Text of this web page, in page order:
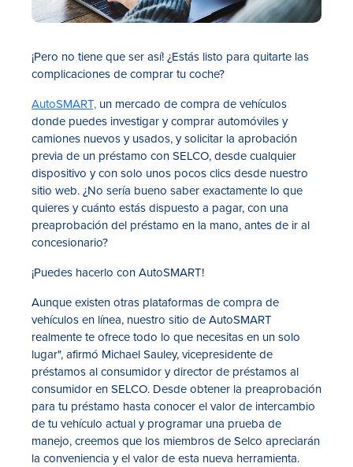
¡Pero no tiene que ser así! ¿Estás listo para quitarte las
complicaciones de comprar tu coche?
AutoSMART, un mercado de compra de vehículos
donde puedes investigar y comprar automóviles y
camiones nuevos y usados, y solicitar la aprobación
previa de un préstamo con SELCO, desde cualquier
dispositivo y con solo unos pocos clics desde nuestro
sitio web. ¿No sería bueno saber exactamente lo que
quieres y cuánto estás dispuesto a pagar, con una
preaprobación del préstamo en la mano, antes de ir al
concesionario?
¡Puedes hacerlo con AutoSMART!
Aunque existen otras plataformas de compra de
vehículos en línea, nuestro sitio de AutoSMART
realmente te ofrece todo lo que necesitas en un solo
lugar", afirmó Michael Sauley, vicepresidente de
préstamos al consumidor y director de préstamos al
consumidor en SELCO. Desde obtener la preaprobación
para tu préstamo hasta conocer el valor de intercambio
de tu vehículo actual y programar una prueba de
manejo, creemos que los miembros de Selco apreciarán
la conveniencia y el valor de esta nueva herramienta.